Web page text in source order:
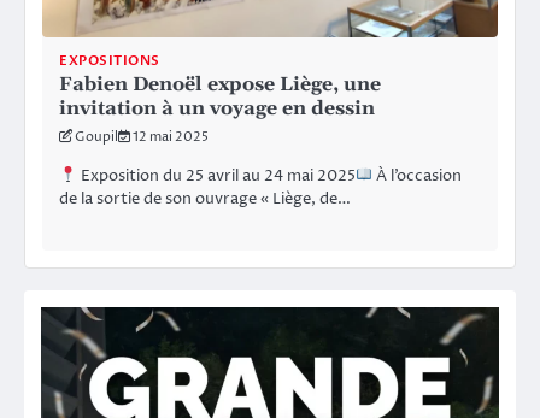
EXPOSITIONS
Fabien Denoël expose Liège, une
invitation à un voyage en dessin
Goupil 12 mai 2025
Exposition du 25 avril au 24 mai 2025
À l’occasion
de la sortie de son ouvrage « Liège, de…